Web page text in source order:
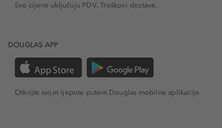
Sve cijene uključuju PDV.Troškovi dostave.
DOUGLAS APP
Otkrijte svijet ljepote putem Douglas mobilne aplikacije.